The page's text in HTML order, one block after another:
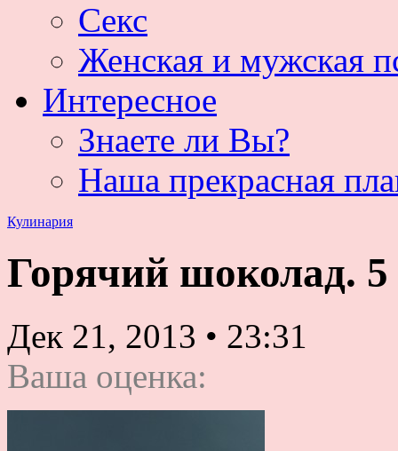
Секс
Женская и мужская
Интересное
Знаете ли Вы?
Наша прекрасная
Кулинария
Горячий шоколад.
Дек 21, 2013 • 23:31
Ваша оценка: